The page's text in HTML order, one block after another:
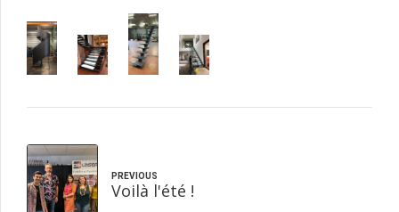
PREVIOUS
Voilà l'été !